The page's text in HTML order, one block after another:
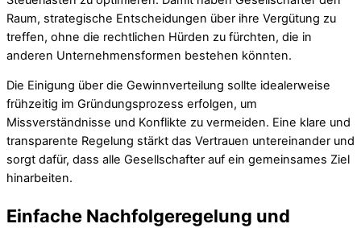
Raum, strategische Entscheidungen über ihre Vergütung zu
treffen, ohne die rechtlichen Hürden zu fürchten, die in
anderen Unternehmensformen bestehen könnten.
Die Einigung über die Gewinnverteilung sollte idealerweise
frühzeitig im Gründungsprozess erfolgen, um
Missverständnisse und Konflikte zu vermeiden. Eine klare und
transparente Regelung stärkt das Vertrauen untereinander und
sorgt dafür, dass alle Gesellschafter auf ein gemeinsames Ziel
hinarbeiten.
Einfache Nachfolgeregelung und